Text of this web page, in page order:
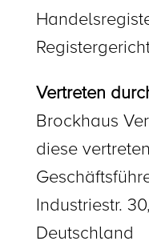
Vertreten
Brockhaus
diese
Industriestr.
Deutschland